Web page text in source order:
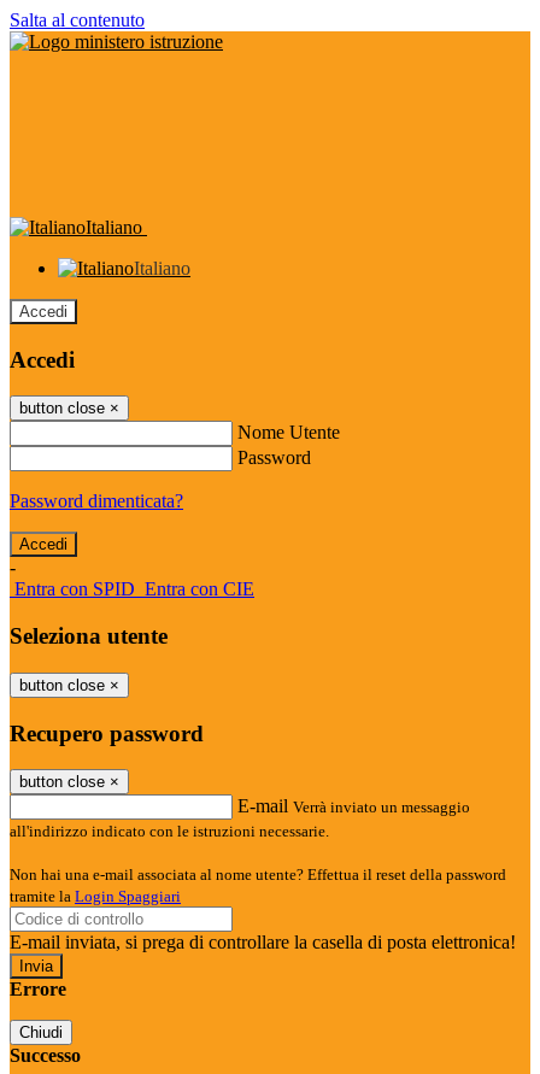
Salta al contenuto
Italiano
Italiano
Accedi
Accedi
button close ×
Nome Utente
Password
Password dimenticata?
-
Entra con SPID Entra con CIE
Seleziona utente
button close ×
Recupero password
button close ×
E-mail Verrà inviato un messaggio
all'indirizzo indicato con le istruzioni necessarie.
Non hai una e-mail associata al nome utente? Effettua il reset della password
tramite la Login Spaggiari
E-mail inviata, si prega di controllare la casella di posta elettronica!
Errore
Chiudi
Successo